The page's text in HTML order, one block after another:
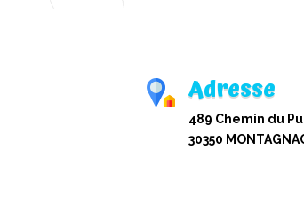
Adresse
489 Chemin du
30350